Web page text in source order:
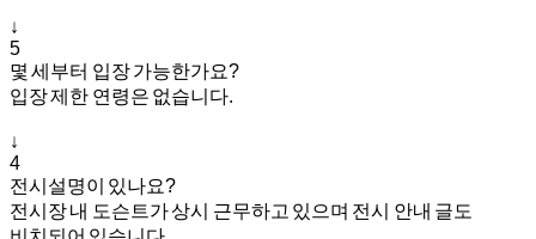
↓
5
몇 세부터 입장 가능한가요?
입장 제한 연령은 없습니다.
↓
4
전시설명이 있나요?
전시장 내 도슨트가 상시 근무하고 있으며 전시 안내 글도